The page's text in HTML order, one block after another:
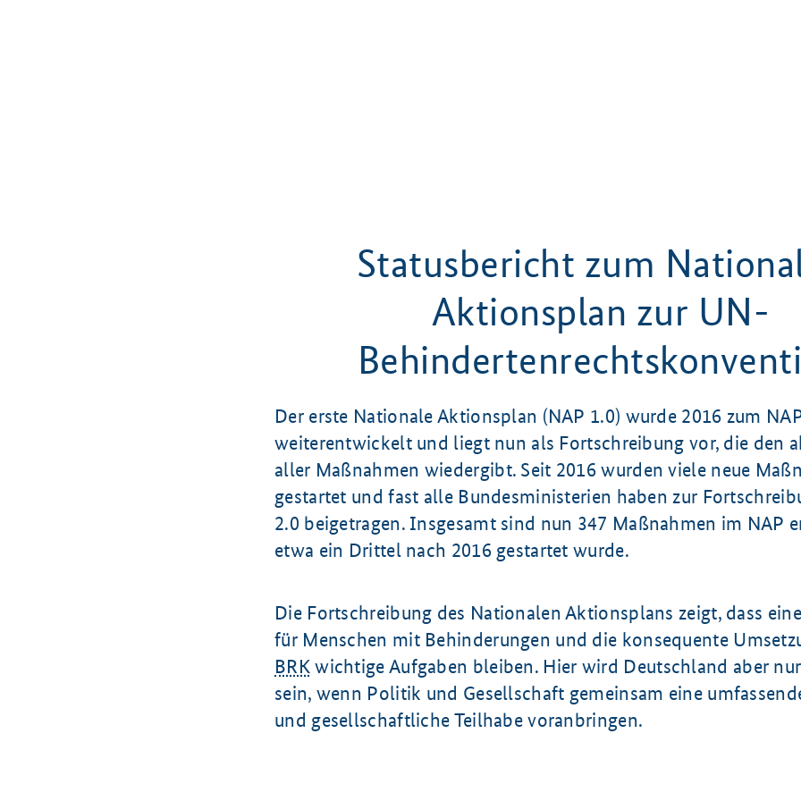
Statusbericht zum
Aktionsplan zur UN-
Der erste Nationale Aktionsplan (NAP 1.0) wurde 2016 zum
weiterentwickelt und liegt nun als Fortschreibung vor, die den
aller Maßnahmen wiedergibt. Seit 2016 wurden viele neue
gestartet und fast alle Bundesministerien haben zur
2.0 beigetragen. Insgesamt sind nun 347 Maßnahmen im NAP
etwa ein Drittel nach 2016 gestartet wurde.
Die Fortschreibung des Nationalen Aktionsplans zeigt, dass
für Menschen mit Behinderungen und die konsequente
BRKwichtige Aufgaben bleiben. Hier wird Deutschland aber
sein, wenn Politik und Gesellschaft gemeinsam eine
und gesellschaftliche Teilhabe voranbringen.